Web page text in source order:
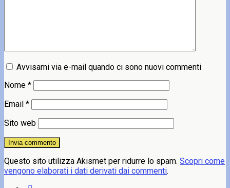
Avvisami via e-mail quando ci sono nuovi commenti
Nome *
Email *
Sito web
Questo sito utilizza Akismet per ridurre lo spam. Scopri come
vengono elaborati i dati derivati dai commenti.